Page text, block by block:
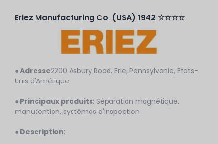
Eriez Manufacturing Co. (USA) 1942 ☆☆☆☆
● Adresse2200 Asbury Road, Erie, Pennsylvanie, Etats-
Unis d'Amérique
● Principaux produits: Séparation magnétique,
manutention, systèmes d'inspection
● Description: